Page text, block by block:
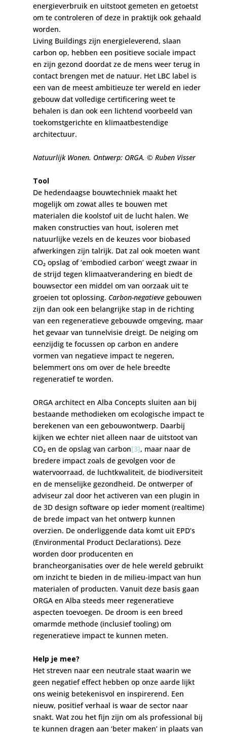
energieverbruik en uitstoot gemeten en getoetst
om te controleren of deze in praktijk ook gehaald
worden.
Living Buildings zijn energieleverend, slaan
carbon op, hebben een positieve sociale impact
en zijn gezond doordat ze de mens weer terug in
contact brengen met de natuur. Het LBC label is
een van de meest ambitieuze ter wereld en ieder
gebouw dat volledige certificering weet te
behalen is dan ook een lichtend voorbeeld van
toekomstgerichte en klimaatbestendige
architectuur.
Natuurlijk Wonen. Ontwerp: ORGA. © Ruben Visser
Tool
De hedendaagse bouwtechniek maakt het
mogelijk om zowat alles te bouwen met
materialen die koolstof uit de lucht halen. We
maken constructies van hout, isoleren met
natuurlijke vezels en de keuzes voor biobased
afwerkingen zijn talrijk. Dat zal ook moeten want
CO₂ opslag of ‘embodied carbon’ weegt zwaar in
de strijd tegen klimaatverandering en biedt de
bouwsector een middel om van oorzaak uit te
groeien tot oplossing. Carbon-negatievegebouwen
zijn dan ook een belangrijke stap in de richting
van een regeneratieve gebouwde omgeving, maar
het gevaar van tunnelvisie dreigt. De neiging om
eenzijdig te focussen op carbon en andere
vormen van negatieve impact te negeren,
belemmert ons om over de hele breedte
regeneratief te worden.
ORGA architect en Alba Concepts sluiten aan bij
bestaande methodieken om ecologische impact te
berekenen van een gebouwontwerp. Daarbij
kijken we echter niet alleen naar de uitstoot van
CO₂ en de opslag van carbon[3], maar naar de
bredere impact zoals de gevolgen voor de
watervoorraad, de luchtkwaliteit, de biodiversiteit
en de menselijke gezondheid. De ontwerper of
adviseur zal door het activeren van een plugin in
de 3D design software op ieder moment (realtime)
de brede impact van het ontwerp kunnen
overzien. De onderliggende data komt uit EPD’s
(Environmental Product Declarations). Deze
worden door producenten en
brancheorganisaties over de hele wereld gebruikt
om inzicht te bieden in de milieu-impact van hun
materialen of producten. Vanuit deze basis gaan
ORGA en Alba steeds meer regeneratieve
aspecten toevoegen. De droom is een breed
omarmde methode (inclusief tooling) om
regeneratieve impact te kunnen meten.
Help je mee?
Het streven naar een neutrale staat waarin we
geen negatief effect hebben op onze aarde lijkt
ons weinig betekenisvol en inspirerend. Een
nieuw, positief verhaal is waar de sector naar
snakt. Wat zou het fijn zijn om als professional bij
te kunnen dragen aan ‘beter maken’ in plaats van